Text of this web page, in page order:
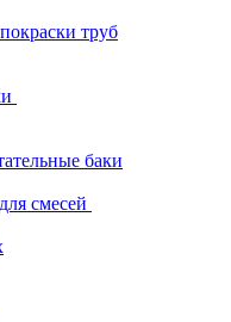
труб
баки
смесей